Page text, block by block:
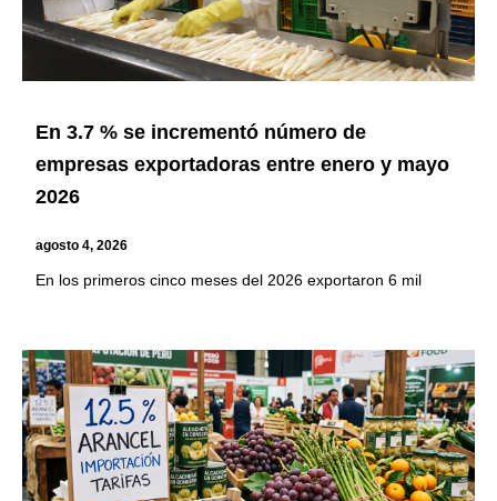
En 3.7 % se incrementó número de
empresas exportadoras entre enero y mayo
2026
agosto 4, 2026
En los primeros cinco meses del 2026 exportaron 6 mil